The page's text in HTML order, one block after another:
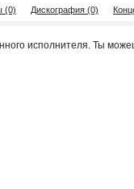
(0) Дискография (0)
исполнителя. Ты